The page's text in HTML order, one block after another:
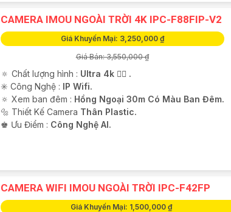
CAMERA IMOU NGOÀI TRỜI 4K IPC-F88FIP-V2
Giá Khuyến Mại: 3,250,000 ₫
Giá Bán: 3,550,000 ₫
🔅 Chất lượng hình : Ultra 4k 👍🏾 .
✳️ Công Nghệ : IP Wifi.
🔅 Xem ban đêm : Hồng Ngoại 30m Có Màu Ban Đêm.
🔩 Thiết Kế Camera Thân Plastic.
️♚ Ưu Điểm : Công Nghệ AI.
CAMERA WIFI IMOU NGOÀI TRỜI IPC-F42FP
Giá Khuyến Mại: 1,500,000 ₫